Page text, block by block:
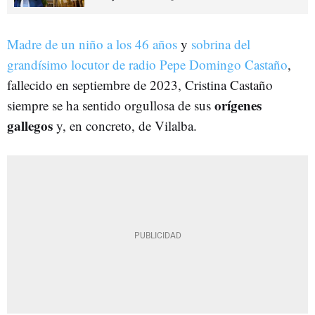
Madre de un niño a los 46 años y sobrina del
grandísimo locutor de radio Pepe Domingo Castaño,
fallecido en septiembre de 2023, Cristina Castaño
siempre se ha sentido orgullosa de sus orígenes
gallegos y, en concreto, de Vilalba.